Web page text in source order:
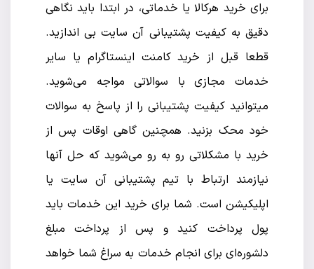
برای خرید هرکالا یا خدماتی، در ابتدا باید نگاهی
دقیق به کیفیت پشتیبانی آن سایت بی اندازید.
قطعا قبل از خرید کامنت اینستاگرام یا سایر
خدمات مجازی با سوالاتی مواجه می‌شوید.
میتوانید کیفیت پشتیبانی را از پاسخ به سوالات
خود محک بزنید. همچنین گاهی اوقات پس از
خرید با مشکلاتی رو به رو می‌شوید که حل آنها
نیازمند ارتباط با تیم پشتیبانی آن سایت یا
اپلیکیشن است. شما برای خرید این خدمات باید
پول پرداخت کنید و پس از پرداخت مبلغ
دلشوره‌ای برای انجام خدمات به سراغ شما خواهد